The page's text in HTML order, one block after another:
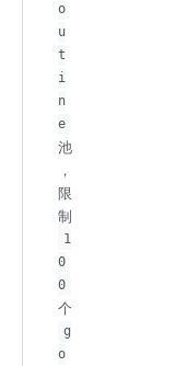
o
u
t
i
n
e
池
，
限
制
1
0
0
个
g
o